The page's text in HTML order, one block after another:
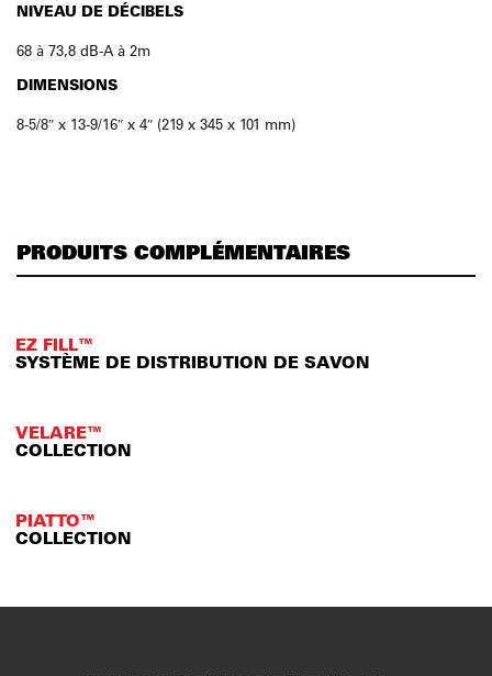
NIVEAU DE DÉCIBELS
68 à 73,8 dB-A à 2m
DIMENSIONS
8-5/8″ x 13-9/16″ x 4″ (219 x 345 x 101 mm)
PRODUITS COMPLÉMENTAIRES
EZ FILL™
SYSTÈME DE DISTRIBUTION DE SAVON
VELARE™
COLLECTION
PIATTO™
COLLECTION